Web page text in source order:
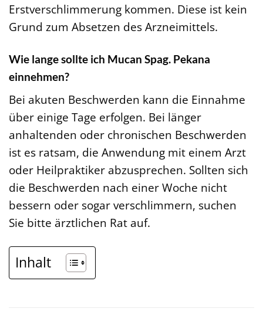
Erstverschlimmerung kommen. Diese ist kein
Grund zum Absetzen des Arzneimittels.
Wie lange sollte ich Mucan Spag. Pekana
einnehmen?
Bei akuten Beschwerden kann die Einnahme
über einige Tage erfolgen. Bei länger
anhaltenden oder chronischen Beschwerden
ist es ratsam, die Anwendung mit einem Arzt
oder Heilpraktiker abzusprechen. Sollten sich
die Beschwerden nach einer Woche nicht
bessern oder sogar verschlimmern, suchen
Sie bitte ärztlichen Rat auf.
Inhalt